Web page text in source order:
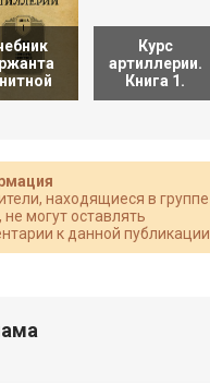
Курс
артиллерии.
Книга 1.
находящиеся в группе
, не могут оставлять
к данной публикации.